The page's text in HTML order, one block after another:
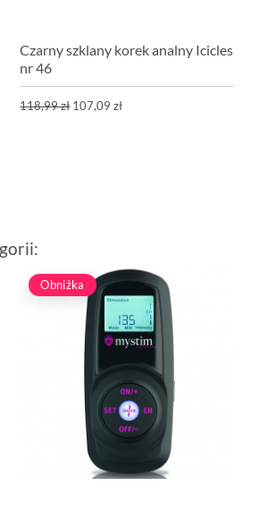
Czarny szklany korek analny Icicles
nr 46
118,99 zł 107,09 zł
Obniżka